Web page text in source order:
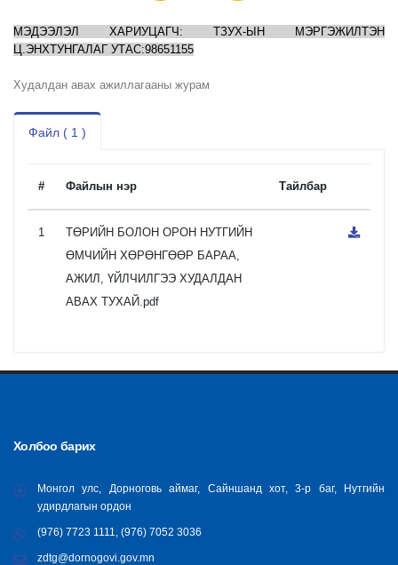
МЭДЭЭЛЭЛ ХАРИУЦАГЧ: ТЗУХ-ЫН МЭРГЭЖИЛТЭН
Ц.ЭНХТУНГАЛАГ УТАС:98651155
Худалдан авах ажиллагааны журам
Файл ( 1 )
# Файлын нэр Тайлбар
1
ТӨРИЙН БОЛОН ОРОН НУТГИЙН
ӨМЧИЙН ХӨРӨНГӨӨР БАРАА,
АЖИЛ, ҮЙЛЧИЛГЭЭ ХУДАЛДАН
АВАХ ТУХАЙ.pdf
Холбоо барих
Монгол улс, Дорноговь аймаг, Сайншанд хот, 3-р баг, Нутгийн
удирдлагын ордон
(976) 7723 1111, (976) 7052 3036
zdtg@dornogovi.gov.mn